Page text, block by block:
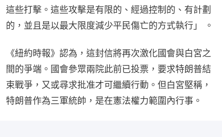
這些​​打擊。這些攻擊是有限的、經過控制的、有計劃
的，並且是以最大限度減少平民傷亡的方式執行」 。
《紐約時報》認為，這封信將再次激化國會與白宮之
間的爭端。國會參眾兩院此前已投票，要求特朗普結
束戰爭，又或尋求批准才可繼續行動。但白宮堅稱，
特朗普作為三軍統帥，是在憲法權力範圍內行事。